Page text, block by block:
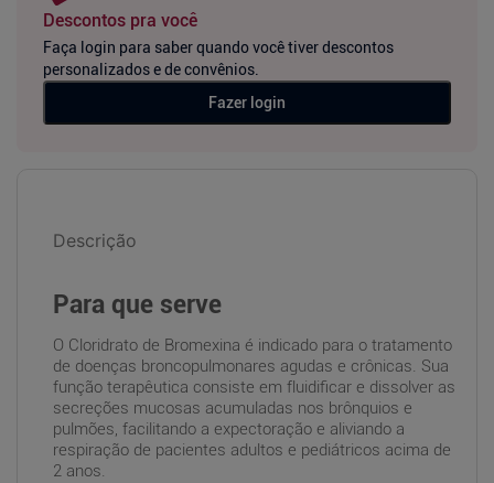
Descontos pra você
Faça login para saber quando você tiver descontos
personalizados e de convênios.
Fazer login
Descrição
Para que serve
O Cloridrato de Bromexina é indicado para o tratamento
de doenças broncopulmonares agudas e crônicas. Sua
função terapêutica consiste em fluidificar e dissolver as
secreções mucosas acumuladas nos brônquios e
pulmões, facilitando a expectoração e aliviando a
respiração de pacientes adultos e pediátricos acima de
2 anos.